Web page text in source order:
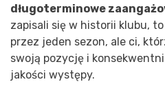
długoterminowe
zapisali się w historii klubu,
przez jeden sezon, ale ci,
swoją pozycję i
jakości występy.